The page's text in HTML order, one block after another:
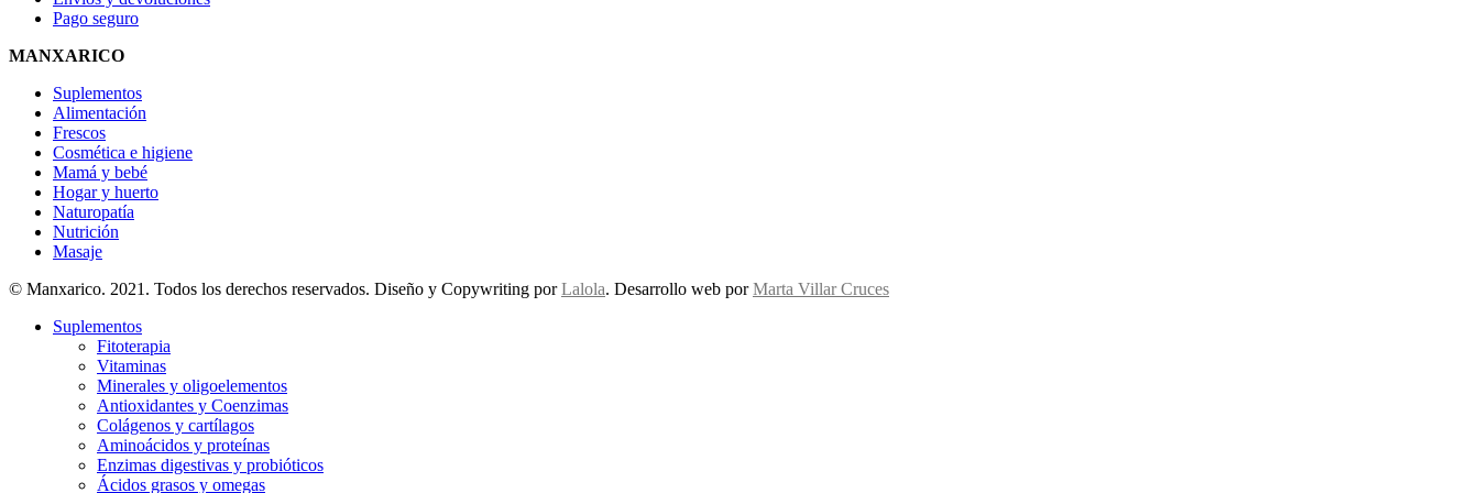
Pago seguro
MANXARICO
Suplementos
Alimentación
Frescos
Cosmética e higiene
Mamá y bebé
Hogar y huerto
Naturopatía
Nutrición
Masaje
© Manxarico. 2021. Todos los derechos reservados. Diseño y Copywriting porLalola. Desarrollo web porMarta Villar Cruces
Suplementos
Fitoterapia
Vitaminas
Minerales y oligoelementos
Antioxidantes y Coenzimas
Colágenos y cartílagos
Aminoácidos y proteínas
Enzimas digestivas y probióticos
Ácidos grasos y omegas